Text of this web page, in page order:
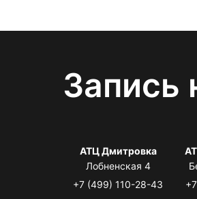
Запись
АТЦ Дмитровка
Лобненская 4
+7 (499) 110-28-43